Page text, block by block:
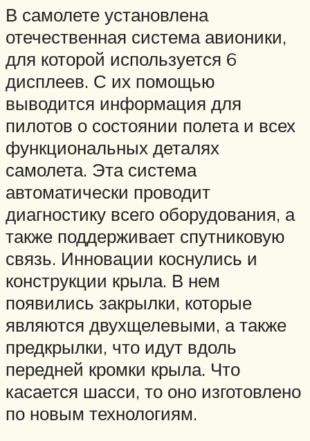
В самолете установлена
отечественная система авионики,
для которой используется 6
дисплеев. С их помощью
выводится информация для
пилотов о состоянии полета и всех
функциональных деталях
самолета. Эта система
автоматически проводит
диагностику всего оборудования, а
также поддерживает спутниковую
связь. Инновации коснулись и
конструкции крыла. В нем
появились закрылки, которые
являются двухщелевыми, а также
предкрылки, что идут вдоль
передней кромки крыла. Что
касается шасси, то оно изготовлено
по новым технологиям.